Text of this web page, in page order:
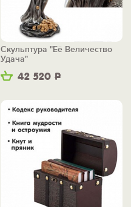
42 520 Р
Скульптура "Её Величество
Удача"